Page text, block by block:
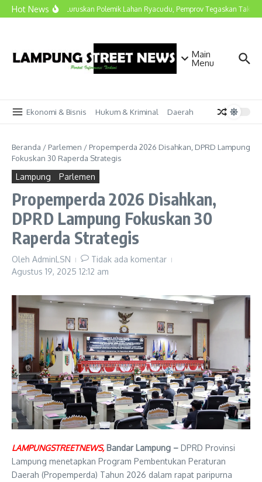
Lewati ke konten
Hot NewsMarindo Luruskan Polemik Lahan Ryacudu, Pemprov Tegaskan Tak
Main
Menu
Ekonomi & Bisnis Hukum & Kriminal Daerah
Beranda / Parlemen / Propemperda 2026 Disahkan, DPRD Lampung
Fokuskan 30 Raperda Strategis
Lampung Parlemen
Propemperda 2026 Disahkan,
DPRD Lampung Fokuskan 30
Raperda Strategis
Oleh AdminLSN
Tidak ada komentar
Agustus 19, 2025 12:12 am
LAMPUNGSTREETNEWS, Bandar Lampung – DPRD Provinsi
Lampung menetapkan Program Pembentukan Peraturan
Daerah (Propemperda) Tahun 2026 dalam rapat paripurna